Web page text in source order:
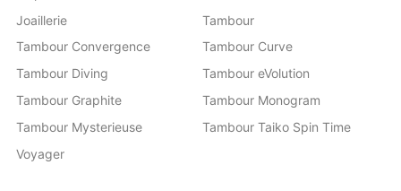
Joaillerie
Tambour
Tambour Convergence
Tambour Curve
Tambour Diving
Tambour eVolution
Tambour Graphite
Tambour Monogram
Tambour Mysterieuse
Tambour Taiko Spin Time
Voyager